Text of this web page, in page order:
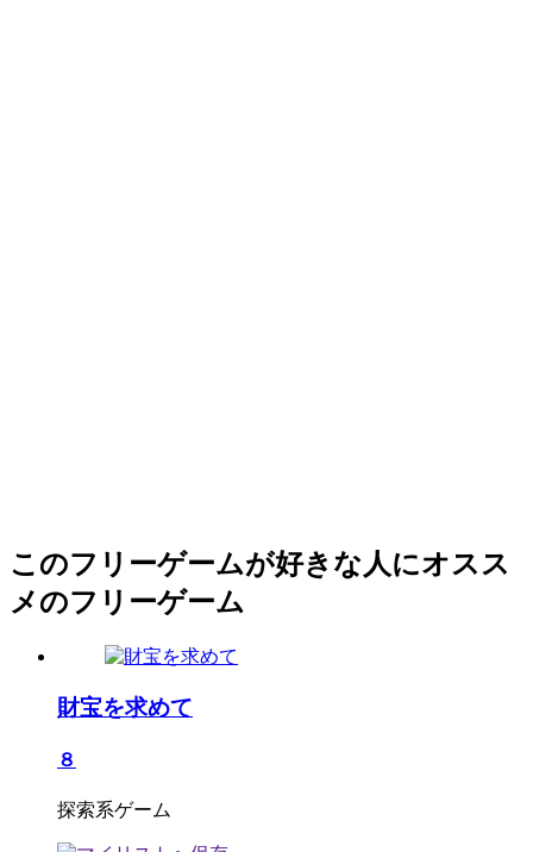
このフリーゲームが好きな人にオスス
メのフリーゲーム
財宝を求めて
８
探索系ゲーム